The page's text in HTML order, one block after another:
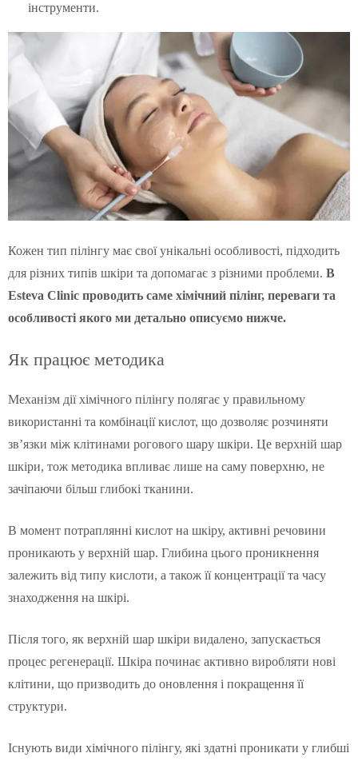
інструменти.
Кожен тип пілінгу має свої унікальні особливості, підходить
для різних типів шкіри та допомагає з різними проблеми. В
Esteva Clinic проводить саме хімічний пілінг, переваги та
особливості якого ми детально описуємо нижче.
Як працює методика
Механізм дії хімічного пілінгу полягає у правильному
використанні та комбінації кислот, що дозволяє розчиняти
зв’язки між клітинами рогового шару шкіри. Це верхній шар
шкіри, тож методика впливає лише на саму поверхню, не
зачіпаючи більш глибокі тканини.
В момент потраплянні кислот на шкіру, активні речовини
проникають у верхній шар. Глибина цього проникнення
залежить від типу кислоти, а також її концентрації та часу
знаходження на шкірі.
Після того, як верхній шар шкіри видалено, запускається
процес регенерації. Шкіра починає активно виробляти нові
клітини, що призводить до оновлення і покращення її
структури.
Існують види хімічного пілінгу, які здатні проникати у глибші